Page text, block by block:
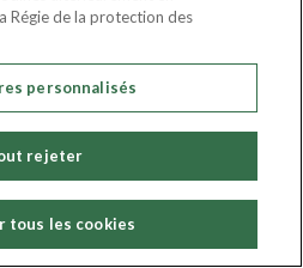
Régie de la protection des
personnalisés
rejeter
tous les cookies